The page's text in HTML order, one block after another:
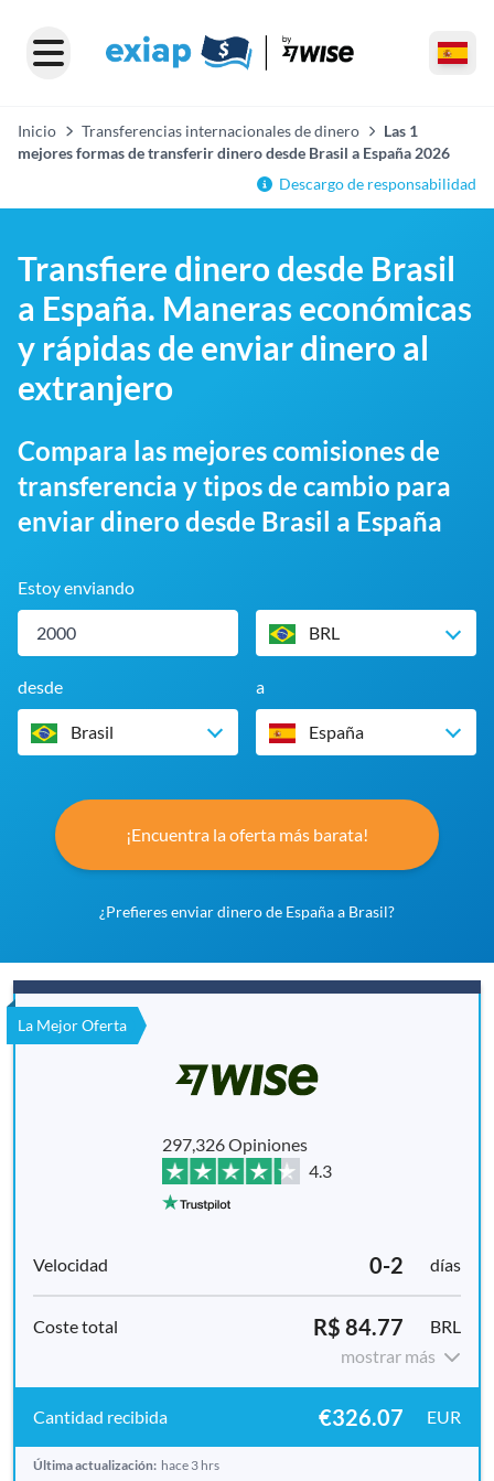
Inicio Transferencias internacionales de dinero
Las 1
mejores formas de transferir dinero desde Brasil a España 2026
Descargo de responsabilidad
Transfiere dinero desde Brasil
a España. Maneras económicas
y rápidas de enviar dinero al
extranjero
Compara las mejores comisiones de
transferencia y tipos de cambio para
enviar dinero desde Brasil a España
Estoy enviando
BRL
desde
Brasil
a
España
¡Encuentra la oferta más barata!
¿Prefieres enviar dinero de España a Brasil?
La Mejor Oferta
297,326 Opiniones
4.3
0-2 días
R$ 84.77
BRL
mostrar más
€326.07 EUR
Última actualización: hace 3 hrs